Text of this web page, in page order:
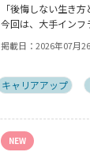
「後悔しない生き方
今回は、大手インフ
ーナー業未経験で
転身された、パーソ
今の仕事や環境を変
掲載日： 2026年07月
キャリアアップ
NEW